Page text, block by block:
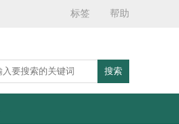
标签 帮助
搜索